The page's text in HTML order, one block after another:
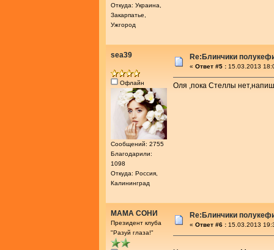
Откуда: Украина,
Закарпатье,
Ужгород
sea39
Офлайн
Сообщений: 2755
Благодарили:
1098
Откуда: Россия,
Калининград
Re:Блинчики
« Ответ #5 : 15.03.2013
Оля ,пока Стеллы
МАМА СОНИ
Президент клуба
"Разуй глаза!"
Re:Блинчики
« Ответ #6 : 15.03.2013